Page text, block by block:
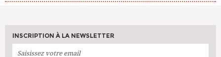
INSCRIPTION À LA NEWSLETTER